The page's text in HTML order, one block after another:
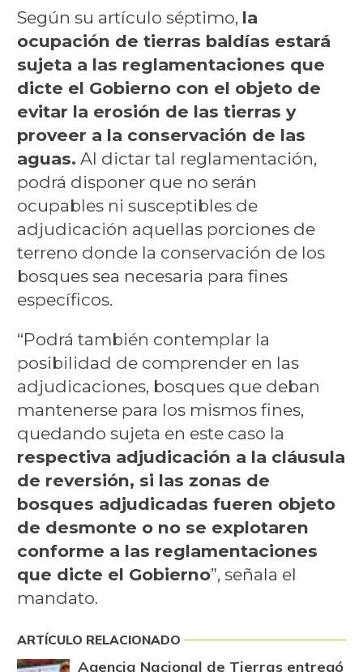
Según su artículo séptimo, la
ocupación de tierras baldías estará
sujeta a las reglamentaciones que
dicte el Gobierno con el objeto de
evitar la erosión de las tierras y
proveer a la conservación de las
aguas. Al dictar tal reglamentación,
podrá disponer que no serán
ocupables ni susceptibles de
adjudicación aquellas porciones de
terreno donde la conservación de los
bosques sea necesaria para fines
específicos.
“Podrá también contemplar la
posibilidad de comprender en las
adjudicaciones, bosques que deban
mantenerse para los mismos fines,
quedando sujeta en este caso la
respectiva adjudicación a la cláusula
de reversión, si las zonas de
bosques adjudicadas fueren objeto
de desmonte o no se explotaren
conforme a las reglamentaciones
que dicte el Gobierno”, señala el
mandato.
ARTÍCULO RELACIONADO
Agencia Nacional de Tierras entregó